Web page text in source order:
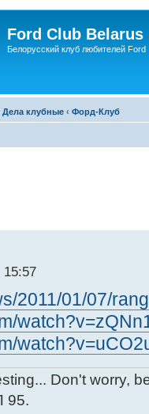
Ford Club Belarus
Белорусский клуб любителей Ford
Дела клубные ‹ Форд-Клуб
2011/01/07/
Don't worry,
95.